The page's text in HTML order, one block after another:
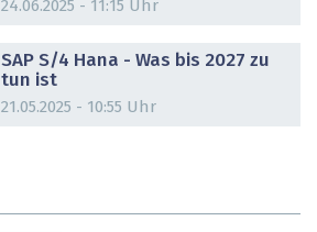
24.06.2025 - 11:15 Uhr
SAP S/4 Hana - Was bis 2027 zu
tun ist
21.05.2025 - 10:55 Uhr